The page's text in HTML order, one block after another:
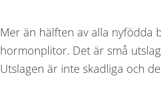
Mer än hälften av alla nyfödda
hormonplitor. Det är små
Utslagen är inte skadliga och